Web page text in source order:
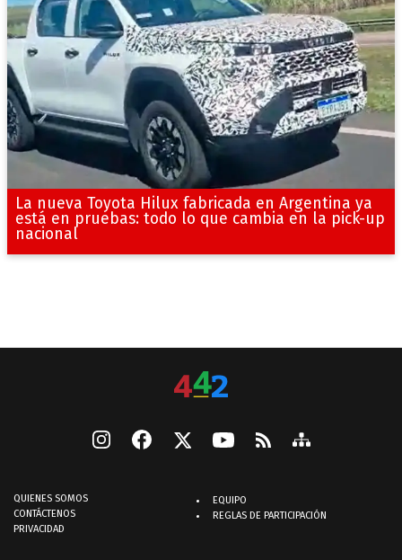
La nueva Toyota Hilux fabricada en Argentina ya
está en pruebas: todo lo que cambia en la pick-up
nacional
QUIENES SOMOS
CONTÁCTENOS
PRIVACIDAD
EQUIPO
REGLAS DE PARTICIPACIÓN